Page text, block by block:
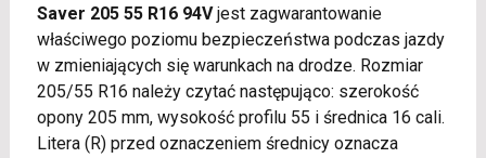
Saver 205 55 R16 94Vjest zagwarantowanie
właściwego poziomu bezpieczeństwa podczas jazdy
w zmieniających się warunkach na drodze. Rozmiar
205/55 R16 należy czytać następująco: szerokość
opony 205 mm, wysokość profilu 55 i średnica 16 cali.
Litera (R) przed oznaczeniem średnicy oznacza